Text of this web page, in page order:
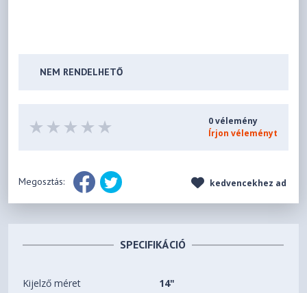
NEM RENDELHETŐ
0 vélemény
Írjon véleményt
Megosztás: kedvencekhez ad
SPECIFIKÁCIÓ
Kijelző méret 14"